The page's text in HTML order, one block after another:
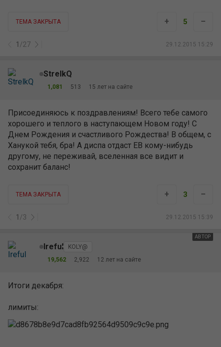
ТЕМА ЗАКРЫТА
1 /27 29.12.2015 15:29
+ 5 –
StrelkQ
1,081 513 15 лет на сайте
Присоединяюсь к поздравлениям! Всего тебе самого
хорошего и теплого в наступающем Новом году! С
Днем Рождения и счастливого Рождества! В общем, с
Ханукой тебя, бра! А диспа отдаст ЕВ кому-нибудь
другому, не переживай, вселенная все видит и
сохранит баланс!
ТЕМА ЗАКРЫТА
1 /3 29.12.2015 15:39
+ 3 –
АВТОР
Ireful
KOLY@
19,562
2,922 12 лет на сайте
Итоги декабря:
лимиты: